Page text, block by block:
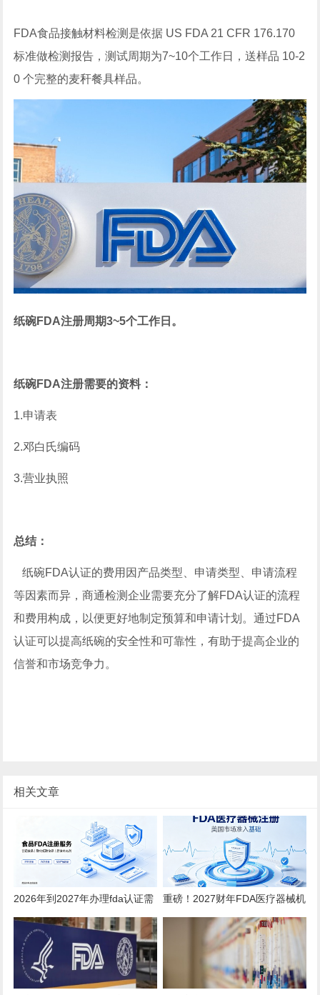
FDA食品接触材料检测是依据 US FDA 21 CFR 176.170
标准做检测报告，测试周期为7~10个工作日，送样品 10-2
0 个完整的麦秆餐具样品。
纸碗FDA注册周期3~5个工作日。
纸碗FDA注册需要的资料：
1.申请表
2.邓白氏编码
3.营业执照
总结：
纸碗FDA认证的费用因产品类型、申请类型、申请流程
等因素而异，商通检测企业需要充分了解FDA认证的流程
和费用构成，以便更好地制定预算和申请计划。通过FDA
认证可以提高纸碗的安全性和可靠性，有助于提高企业的
信誉和市场竞争力。
相关文章
2026年到2027年办理fda认证需
要多少钱？
重磅！2027财年FDA医疗器械机
构注册年费上调至 $13785！